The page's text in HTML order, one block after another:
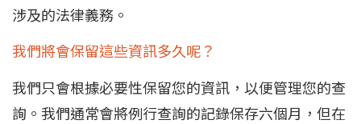
涉及的法律義務。
我們將會保留這些資訊多久呢？
我們只會根據必要性保留您的資訊，以便管理您的查
詢。我們通常會將例行查詢的記錄保存六個月，但在